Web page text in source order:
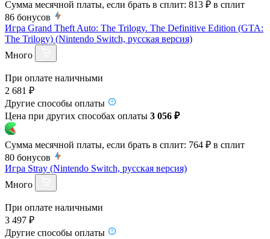
Сумма месячной платы, если брать в сплит: 813 ₽ в сплит
86 бонусов
Игра Grand Theft Auto: The Trilogy. The Definitive Edition (GTA:
The Trilogy) (Nintendo Switch, русская версия)
Много
При оплате наличными
2 681 ₽
Другие способы оплаты
Цена при других способах оплаты 3 056 ₽
Сумма месячной платы, если брать в сплит: 764 ₽ в сплит
80 бонусов
Игра Stray (Nintendo Switch, русская версия)
Много
При оплате наличными
3 497 ₽
Другие способы оплаты